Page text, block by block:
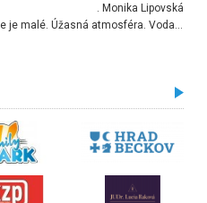
. Monika Lipovská